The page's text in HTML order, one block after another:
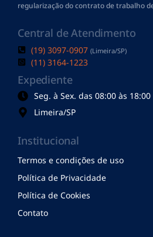
regularização do contrato de trabalho
Central de Atendimento
(19) 3097-0907 (Limeira/SP)
(11) 3164-1223
Expediente
Seg. à Sex. das 08:00 às 18:00
Limeira/SP
Institucional
Termos e condições de uso
Política de Privacidade
Política de Cookies
Contato